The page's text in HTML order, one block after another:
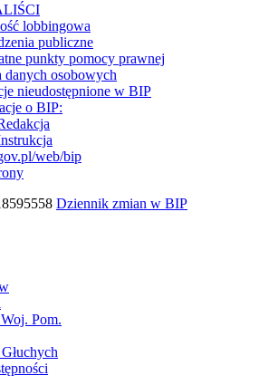
lobbingowa
publiczne
punkty pomocy prawnej
danych osobowych
nieudostępnione w BIP
o BIP:
web/bip
Dziennik zmian w BIP
Pom.